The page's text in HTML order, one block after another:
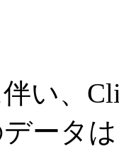
い、
ータ